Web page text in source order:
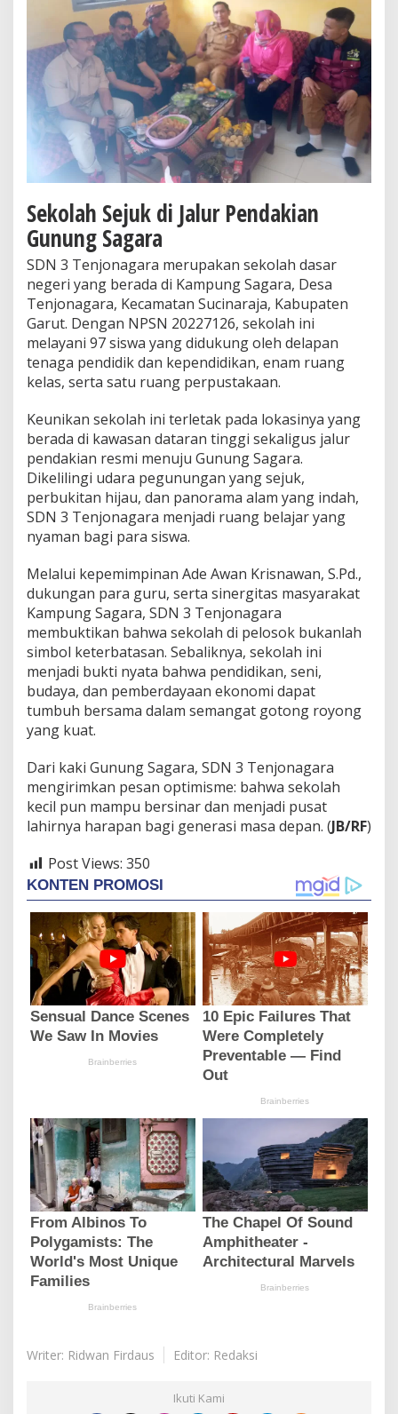
Sekolah Sejuk di Jalur Pendakian
Gunung Sagara
SDN 3 Tenjonagara merupakan sekolah dasar
negeri yang berada di Kampung Sagara, Desa
Tenjonagara, Kecamatan Sucinaraja, Kabupaten
Garut. Dengan NPSN 20227126, sekolah ini
melayani 97 siswa yang didukung oleh delapan
tenaga pendidik dan kependidikan, enam ruang
kelas, serta satu ruang perpustakaan.
Keunikan sekolah ini terletak pada lokasinya yang
berada di kawasan dataran tinggi sekaligus jalur
pendakian resmi menuju Gunung Sagara.
Dikelilingi udara pegunungan yang sejuk,
perbukitan hijau, dan panorama alam yang indah,
SDN 3 Tenjonagara menjadi ruang belajar yang
nyaman bagi para siswa.
Melalui kepemimpinan Ade Awan Krisnawan, S.Pd.,
dukungan para guru, serta sinergitas masyarakat
Kampung Sagara, SDN 3 Tenjonagara
membuktikan bahwa sekolah di pelosok bukanlah
simbol keterbatasan. Sebaliknya, sekolah ini
menjadi bukti nyata bahwa pendidikan, seni,
budaya, dan pemberdayaan ekonomi dapat
tumbuh bersama dalam semangat gotong royong
yang kuat.
Dari kaki Gunung Sagara, SDN 3 Tenjonagara
mengirimkan pesan optimisme: bahwa sekolah
kecil pun mampu bersinar dan menjadi pusat
lahirnya harapan bagi generasi masa depan. (JB/RF)
Post Views: 350
Writer: Ridwan Firdaus Editor: Redaksi
Ikuti Kami